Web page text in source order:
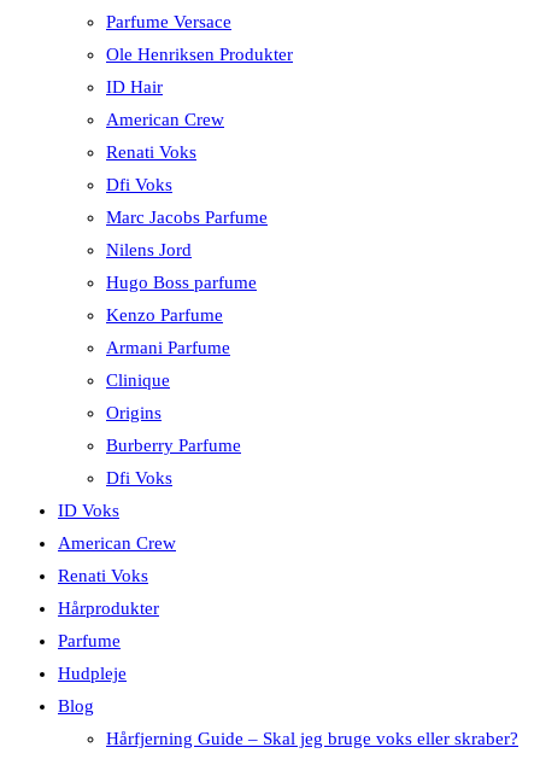
Parfume Versace
Ole Henriksen Produkter
ID Hair
American Crew
Renati Voks
Dfi Voks
Marc Jacobs Parfume
Nilens Jord
Hugo Boss parfume
Kenzo Parfume
Armani Parfume
Clinique
Origins
Burberry Parfume
Dfi Voks
ID Voks
American Crew
Renati Voks
Hårprodukter
Parfume
Hudpleje
Blog
Hårfjerning Guide – Skal jeg bruge voks eller skraber?